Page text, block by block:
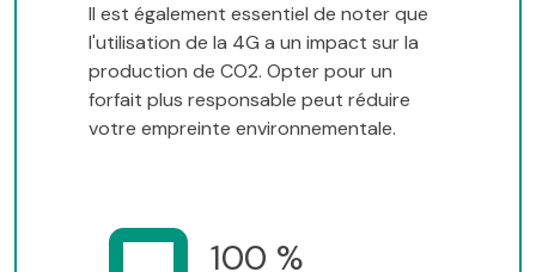
Il est également essentiel de noter que
l'utilisation de la 4G a un impact sur la
production de CO2. Opter pour un
forfait plus responsable peut réduire
votre empreinte environnementale.
100 %